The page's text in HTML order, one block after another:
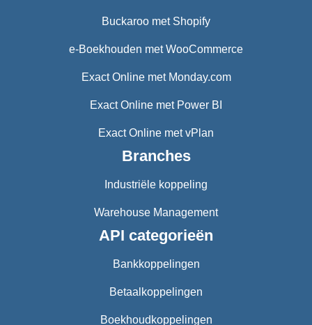
Buckaroo met Shopify
e-Boekhouden met WooCommerce
Exact Online met Monday.com
Exact Online met Power BI
Exact Online met vPlan
Branches
Industriële koppeling
Warehouse Management
API categorieën
Bankkoppelingen
Betaalkoppelingen
Boekhoudkoppelingen